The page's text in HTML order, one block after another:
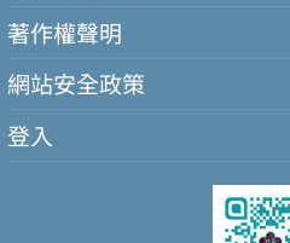
著作權聲明
網站安全政策
登入